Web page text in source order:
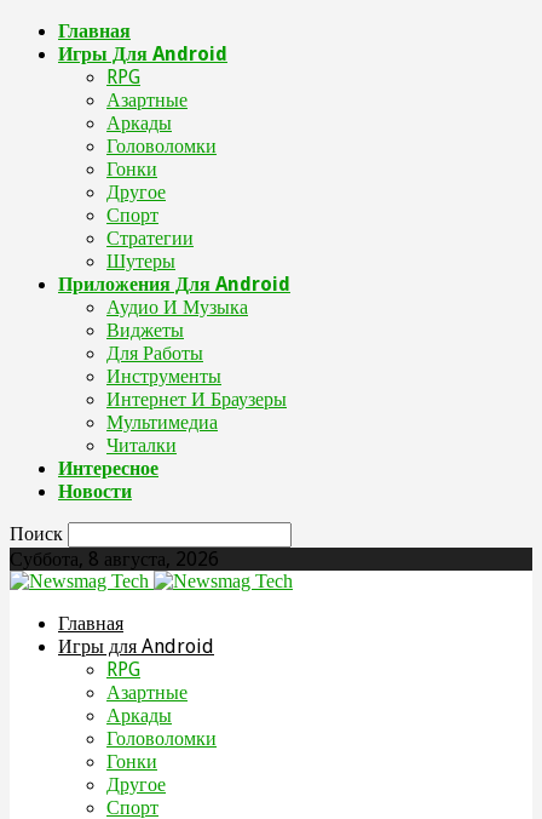
Главная
Игры Для Android
RPG
Азартные
Аркады
Головоломки
Гонки
Другое
Спорт
Стратегии
Шутеры
Приложения Для Android
Аудио И Музыка
Виджеты
Для Работы
Инструменты
Интернет И Браузеры
Мультимедиа
Читалки
Интересное
Новости
Поиск
Суббота, 8 августа, 2026
Главная
Игры для Android
RPG
Азартные
Аркады
Головоломки
Гонки
Другое
Спорт